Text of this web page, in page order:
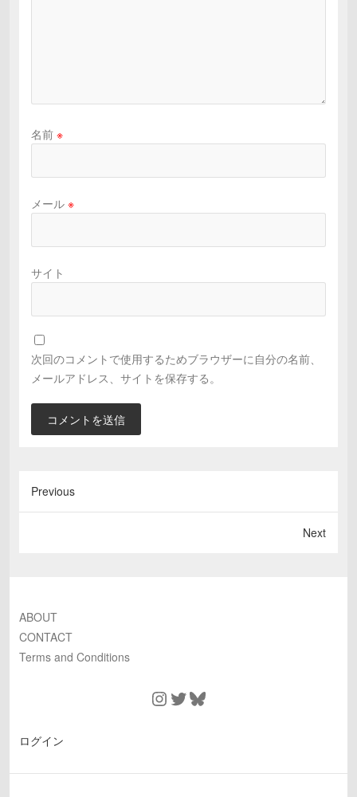
名前 ※
メール ※
サイト
次回のコメントで使用するためブラウザーに自分の名前、
メールアドレス、サイトを保存する。
Previous
Next
ABOUT
CONTACT
Terms and Conditions
Instagram
TwitterBluesky
ログイン